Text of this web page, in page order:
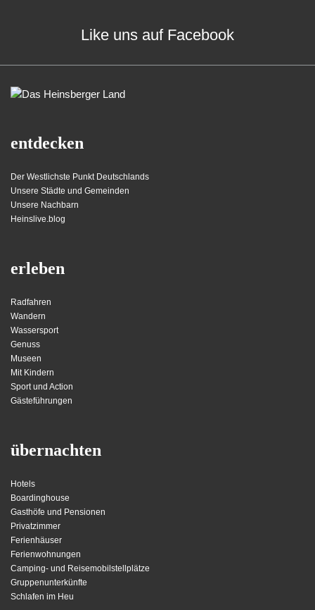
Like uns auf Facebook
entdecken
Der Westlichste Punkt Deutschlands
Unsere Städte und Gemeinden
Unsere Nachbarn
Heinslive.blog
erleben
Radfahren
Wandern
Wassersport
Genuss
Museen
Mit Kindern
Sport und Action
Gästeführungen
übernachten
Hotels
Boardinghouse
Gasthöfe und Pensionen
Privatzimmer
Ferienhäuser
Ferienwohnungen
Camping- und Reisemobilstellplätze
Gruppenunterkünfte
Schlafen im Heu